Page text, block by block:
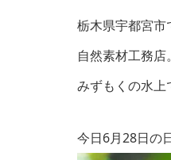
栃木県宇都宮市
自然素材工務店。
みずもくの水上
今日6月28日の